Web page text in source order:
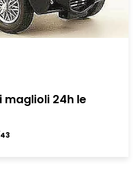
maglioli 24h le
43